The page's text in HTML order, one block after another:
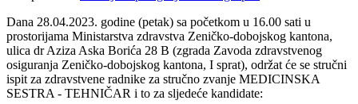
Dana 28.04.2023. godine (petak) sa početkom u 16.00 sati u
prostorijama Ministarstva zdravstva Zeničko-dobojskog kantona,
ulica dr Aziza Aska Borića 28 B (zgrada Zavoda zdravstvenog
osiguranja Zeničko-dobojskog kantona, I sprat), održat će se stručni
ispit za zdravstvene radnike za stručno zvanje MEDICINSKA
SESTRA - TEHNIČAR i to za sljedeće kandidate: